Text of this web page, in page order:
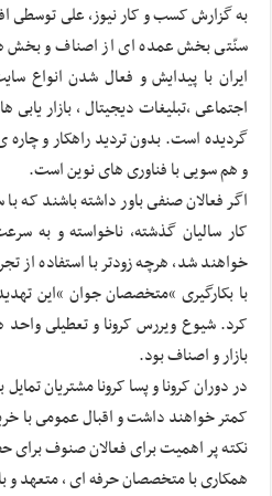
به گزارش کسب و کار نیوز، على توسطى
سنّتى بخش عمده اى از اصناف و بخش
ایران با پیدایش و فعال شدن انواع
اجتماعى ،تبلیغات دیجیتال ، بازار
گردیده است. بدون تردید راهکار و
و هم سویى با فناورى هاى نوین است.
اگر فعالان صنفى باور داشته باشند
کار سالیان گذشته، ناخواسته و به
خواهند شد، هرچه زودتر با استفاده از
با بکارگیرى “متخصصان جوان “این
کرد. شیوع ویررس کرونا و تعطیلى
بازار و اصناف بود.
در دوران کرونا و پسا کرونا مشتریان
کمتر خواهند داشت و اقبال عمومى با
نکته پر اهمیت براى فعالان صنوف
همکارى با متخصصان حرفه اى ، متعهد و